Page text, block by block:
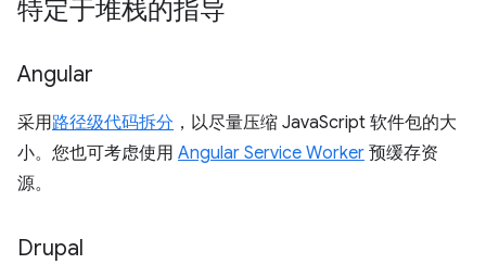
特定于堆栈的指导
Angular
采用路径级代码拆分 ，以尽量压缩 JavaScript 软件包的大
小。您也可考虑使用 Angular Service Worker 预缓存资
源。
Drupal